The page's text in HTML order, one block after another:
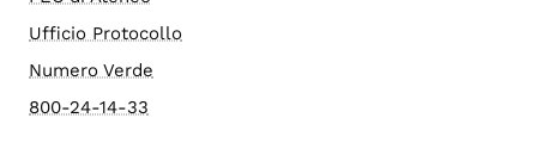
Ufficio Protocollo
Numero Verde
800-24-14-33